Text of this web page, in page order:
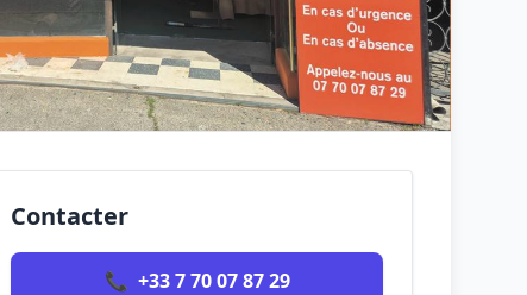
Contacter
📞 +33 7 70 07 87 29